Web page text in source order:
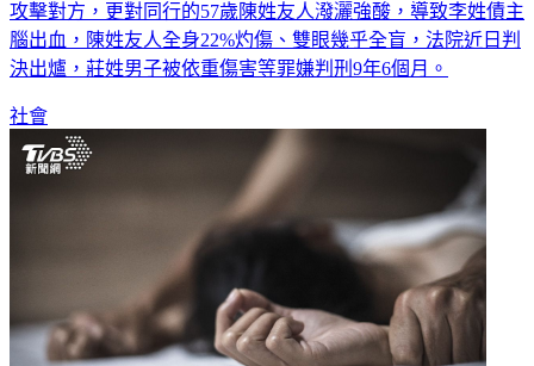
攻擊對方，更對同行的57歲陳姓友人潑灑強酸，導致李姓債主
腦出血，陳姓友人全身22%灼傷、雙眼幾乎全盲，法院近日判
決出爐，莊姓男子被依重傷害等罪嫌判刑9年6個月。
社會